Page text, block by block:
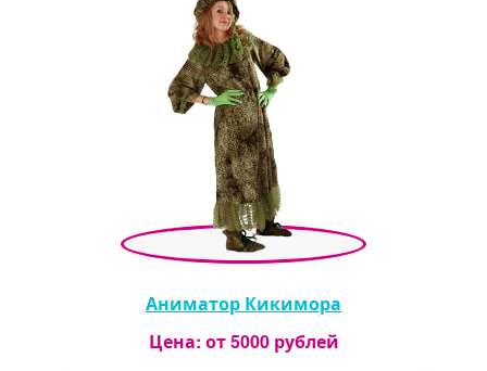
Аниматор Кикимора
Цена: от5000рублей